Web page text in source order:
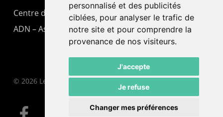
personnalisé et des publicités
ciblées, pour analyser le trafic de
notre site et pour comprendre la
provenance de nos visiteurs.
J'accepte
Je refuse
Changer mes préférences
Centre de culture ABC
ADN – Association Danse Neuchâtel
© 2026 Le Pommier.
facebook email